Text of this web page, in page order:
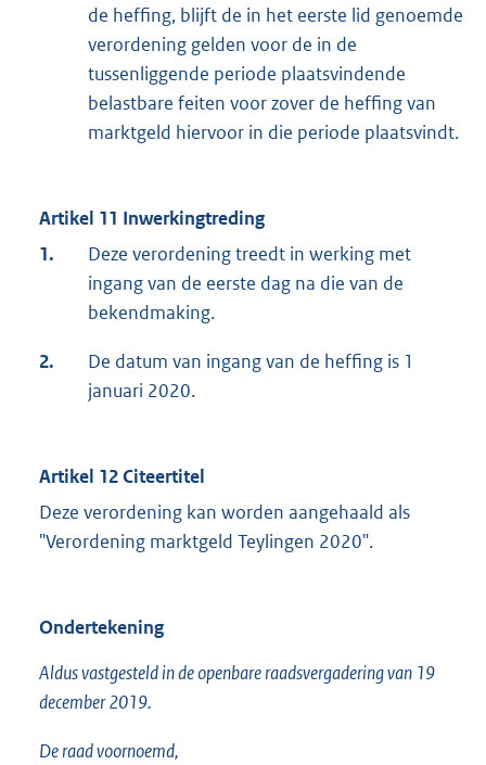
de heffing, blijft de in het eerste lid genoemde
verordening gelden voor de in de
tussenliggende periode plaatsvindende
belastbare feiten voor zover de heffing van
marktgeld hiervoor in die periode plaatsvindt.
Artikel 11 Inwerkingtreding
1.
Deze verordening treedt in werking met
ingang van de eerste dag na die van de
bekendmaking.
2.
De datum van ingang van de heffing is 1
januari 2020.
Artikel 12 Citeertitel
Deze verordening kan worden aangehaald als
"Verordening marktgeld Teylingen 2020".
Ondertekening
Aldus vastgesteld in de openbare raadsvergadering van 19
december 2019.
De raad voornoemd,